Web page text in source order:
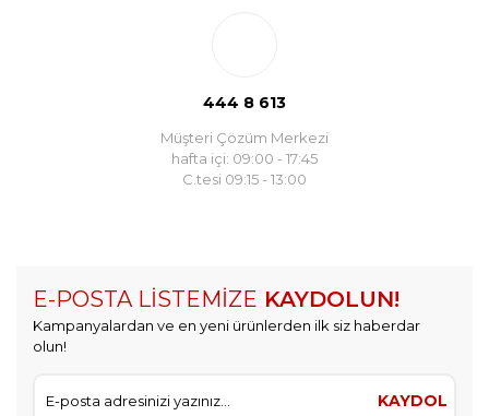
444 8 613
Müşteri Çözüm Merkezi
hafta içi: 09:00 - 17:45
C.tesi 09:15 - 13:00
E-POSTA LİSTEMİZE KAYDOLUN!
Kampanyalardan ve en yeni ürünlerden ilk siz haberdar
olun!
KAYDOL